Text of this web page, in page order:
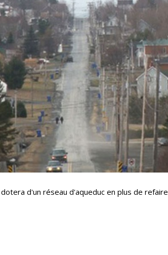
d'un réseau d'aqueduc en plus de refaire